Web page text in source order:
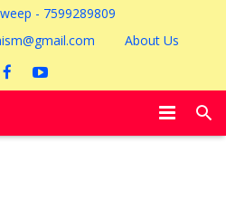
- 7599289809
About Us